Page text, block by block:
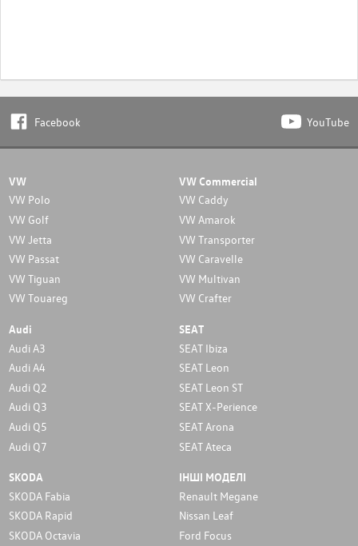
Facebook YouTube
VW
VW Polo
VW Golf
VW Jetta
VW Passat
VW Tiguan
VW Touareg
VW Commercial
VW Caddy
VW Amarok
VW Transporter
VW Caravelle
VW Multivan
VW Crafter
Audi
Audi A3
Audi A4
Audi Q2
Audi Q3
Audi Q5
Audi Q7
SEAT
SEAT Ibiza
SEAT Leon
SEAT Leon ST
SEAT X-Perience
SEAT Arona
SEAT Ateca
SKODA
SKODA Fabia
SKODA Rapid
SKODA Octavia
ІНШІ МОДЕЛІ
Renault Megane
Nissan Leaf
Ford Focus